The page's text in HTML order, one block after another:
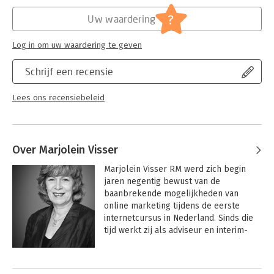
opzoeken!
Internet en social media
Schrijf een recensie
Lees ons recensiebeleid
Uw waardering ?
Log in om uw waardering te geven
Over Marjolein Visser
Marjolein Visser RM werd zich begin
jaren negentig bewust van de
baanbrekende mogelijkheden van
online marketing tijdens de eerste
internetcursus in Nederland. Sinds die
tijd werkt zij als adviseur en interim-
optimaliseren van de ROI van
Andere boeken door Marjolein